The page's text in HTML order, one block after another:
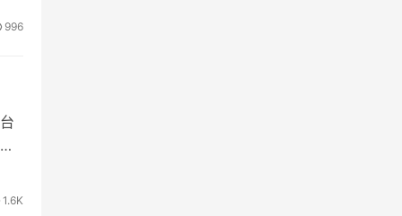
996
1.6K